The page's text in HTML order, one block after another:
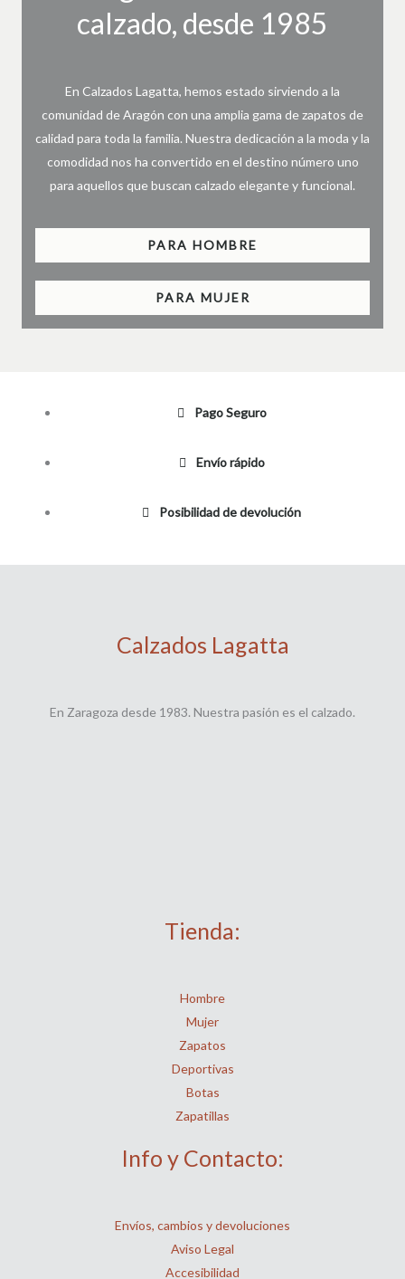
calzado, desde 1985
En Calzados Lagatta, hemos estado sirviendo a la
comunidad de Aragón con una amplia gama de zapatos de
calidad para toda la familia. Nuestra dedicación a la moda y la
comodidad nos ha convertido en el destino número uno
para aquellos que buscan calzado elegante y funcional.
PARA HOMBRE
PARA MUJER
Pago Seguro
Envío rápido
Posibilidad de devolución
Calzados Lagatta
En Zaragoza desde 1983. Nuestra pasión es el calzado.
Tienda:
Hombre
Mujer
Zapatos
Deportivas
Botas
Zapatillas
Info y Contacto:
Envíos, cambios y devoluciones
Aviso Legal
Accesibilidad